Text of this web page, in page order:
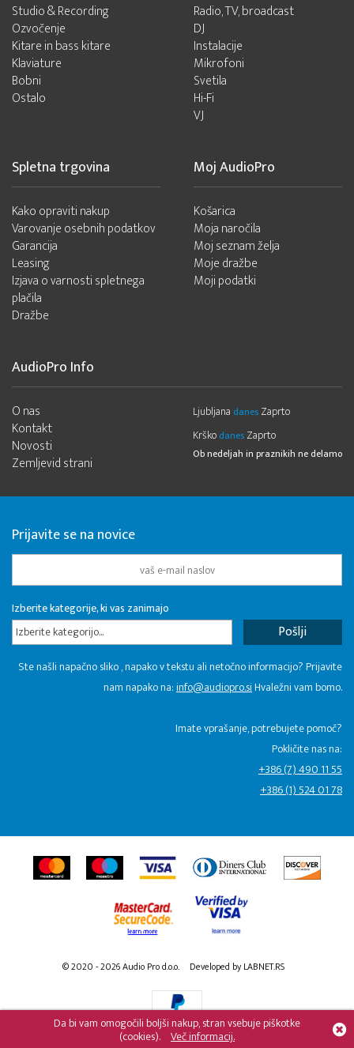
Da bi vam omogočili boljši nakup, stran vsebuje piškotke
(cookies). Več informacij.
Studio & Recording
Ozvočenje
Kitare in bass kitare
Klaviature
Bobni
Ostalo
Radio, TV, broadcast
DJ
Instalacije
Mikrofoni
Svetila
Hi-Fi
VJ
Spletna trgovina
Kako opraviti nakup
Varovanje osebnih podatkov
Garancija
Leasing
Izjava o varnosti spletnega
plačila
Dražbe
Moj AudioPro
Košarica
Moja naročila
Moj seznam želja
Moje dražbe
Moji podatki
AudioPro Info
O nas
Kontakt
Novosti
Zemljevid strani
Ljubljana danes Zaprto
Krško danes Zaprto
Ob nedeljah in praznikih ne delamo
Prijavite se na novice
Izberite kategorije, ki vas zanimajo
Izberite kategorijo...
Ste našli napačno sliko , napako v tekstu ali netočno informacijo? Prijavite
nam napako na:info@audiopro.siHvaležni vam bomo.
Imate vprašanje, potrebujete pomoč?
Pokličite nas na:
+386 (7) 490 11 55
+386 (1) 524 01 78
© 2020 - 2026 Audio Pro d.o.o. Developed by LABNET.RS